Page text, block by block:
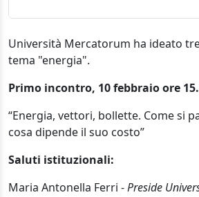
Università Mercatorum ha ideato
tema "energia".
Primo incontro, 10 febbraio ore
“Energia, vettori, bollette. Come si
cosa dipende il suo costo”
Saluti istituzionali:
Maria Antonella Ferri -Preside